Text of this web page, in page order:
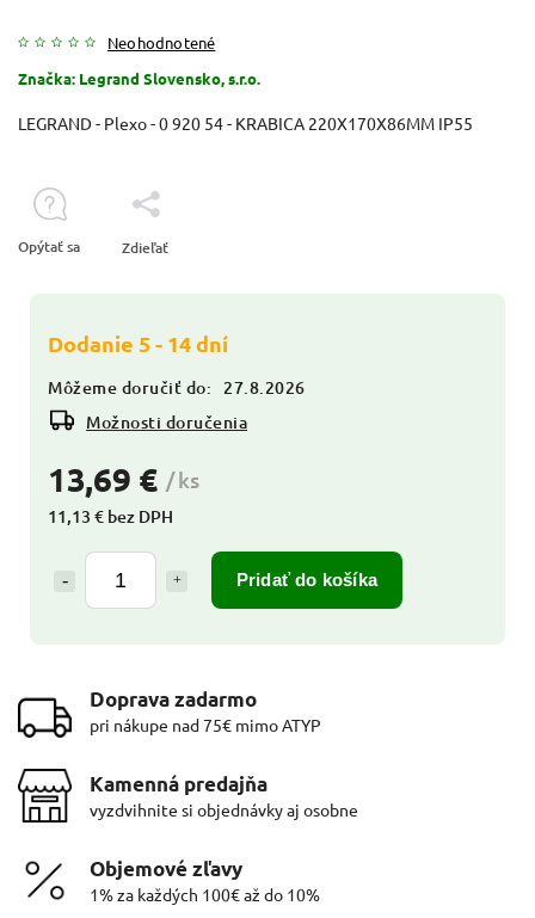
Neohodnotené
Značka: Legrand Slovensko, s.r.o.
13,69 € / ks
11,13 € bez DPH
Pridať do košíka
Dodanie 5 - 14 dní
Môžeme doručiť do:
27.8.2026
Možnosti doručenia
LEGRAND - Plexo - 0 920 54 - KRABICA 220X170X86MM IP55
Opýtať sa Zdieľať
Doprava zadarmo
pri nákupe nad 75€ mimo ATYP
Kamenná predajňa
vyzdvihnite si objednávky aj osobne
Objemové zľavy
1% za každých 100€ až do 10%